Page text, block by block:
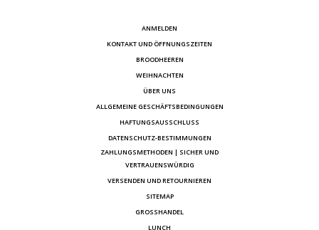
ANMELDEN
KONTAKT UND ÖFFNUNGSZEITEN
BROODHEEREN
WEIHNACHTEN
ÜBER UNS
ALLGEMEINE GESCHÄFTSBEDINGUNGEN
HAFTUNGSAUSSCHLUSS
DATENSCHUTZ-BESTIMMUNGEN
ZAHLUNGSMETHODEN | SICHER UND
VERTRAUENSWÜRDIG
VERSENDEN UND RETOURNIEREN
SITEMAP
GROSSHANDEL
LUNCH